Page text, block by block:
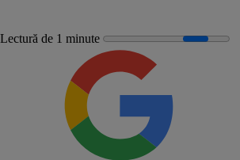
Lectură de 1 minute